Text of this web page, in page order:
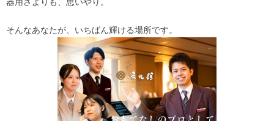
そんなあなたが、いちばん輝ける場所です。